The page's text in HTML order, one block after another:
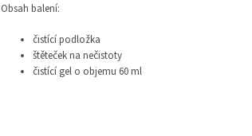
Obsah balení:
čistící podložka
štěteček na nečistoty
čistící gel o objemu 60 ml